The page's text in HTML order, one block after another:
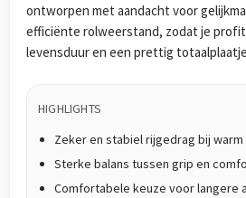
ontworpen met aandacht voor
efficiënte rolweerstand, zodat je
levensduur en een prettig
HIGHLIGHTS
Zeker en stabiel rijgedrag bij
Sterke balans tussen grip en
Comfortabele keuze voor langere